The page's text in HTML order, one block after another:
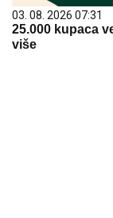
03. 08. 2026 07:31
25.000 kupaca
više